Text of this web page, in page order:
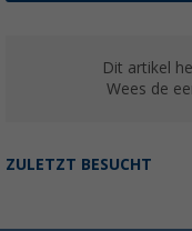
Dit artikel
Wees de
ZULETZT BESUCHT